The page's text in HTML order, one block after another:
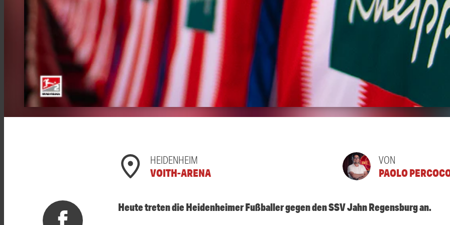
HEIDENHEIM
VOITH-ARENA
VON
PAOLO
Heute treten die Heidenheimer Fußballer gegen den SSV Jahn Regensburg an.